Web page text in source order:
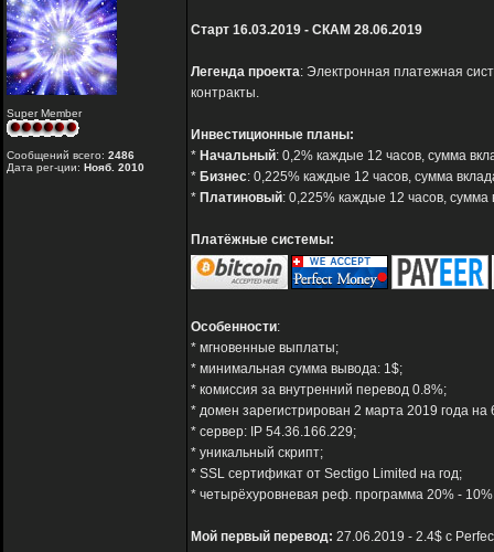
Super Member
Сообщений всего: 2486
Дата рег-ции: Нояб. 2010
Старт 16.03.2019 - СКАМ 28.06.2019
Легенда проекта: Электронная платежная
контракты.
Инвестиционные планы:
* Начальный: 0,2% каждые 12 часов, сумма
* Бизнес: 0,225% каждые 12 часов, сумма
* Платиновый: 0,225% каждые 12 часов, сумма
Платёжные системы:
Особенности:
* мгновенные выплаты;
* минимальная сумма вывода: 1$;
* комиссия за внутренний перевод 0.8%;
* домен зарегистрирован 2 марта 2019 года на
* сервер: IP 54.36.166.229;
* уникальный скрипт;
* SSL сертификат от Sectigo Limited на год;
* четырёхуровневая реф. программа 20% -
Мой первый перевод: 27.06.2019 - 2.4$ с